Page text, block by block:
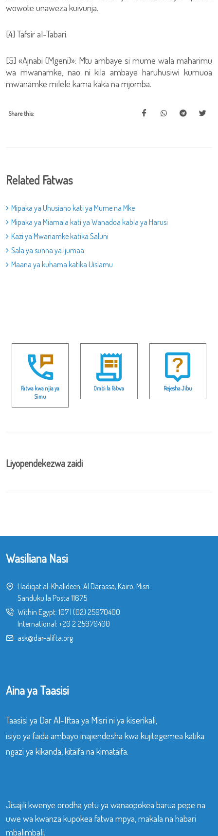
wowote unaweza kuivunja.
[4] Tafsir al-Tabari.
[5] «Ajnabi (Mgeni)»: Mtu ambaye si mume wala maharimu
wa mwanamke, nao ni kila ambaye haruhusiwi kumuoa
mwanamke milele kama kaka na mjomba.
Share this:
Related Fatwas
Mipaka ya Uhusiano kati ya Mume na Mke
Mipaka ya Miamala kati ya Wanadoa kabla ya Harusi
Kazi ya Mwanamke katika Saluni
Sala ya sunna ya Ijumaa
Maana ya kuhama katika Uislamu
Fatwa kwa njia ya
Simu
Ombi la Fatwa Rejesha Jibu
Liyopendekezwa zaidi
Wasiliana Nasi
Hadiqat al-Khalideen, Al Darassa, Kairo, Misri.
Sanduku la Posta 11675
Within Egypt: 107| (02) 25970400
International: +20 2 25970400
ask@dar-alifta.org
Aina ya Taasisi
Taasisi ya Dar Al-Iftaa ya Misri ni ya kiserikali,
isiyo ya faida ambayo inajiendesha kwa kujitegemea katika
ngazi ya kikanda, kitaifa na kimataifa.
Jisajili kwenye orodha yetu ya wanaopokea barua pepe na
uwe wa kwanza kupokea fatwa mpya, makala na habari
mbalimbali.